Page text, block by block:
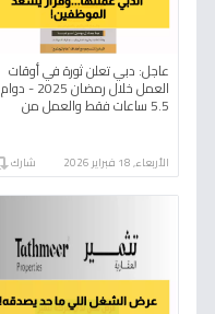
عاجل: دبي تعلن ثورة في أوقات
العمل خلال رمضان 2025 - دوام
5.5 ساعات فقط والعمل من
الأربعاء, 18 فبراير 2026 شارك